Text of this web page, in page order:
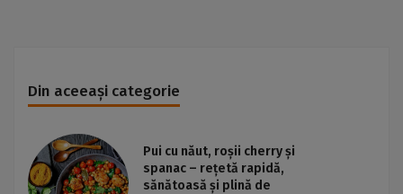
Din aceeași categorie
Pui cu năut, roșii cherry și
spanac – rețetă rapidă,
sănătoasă și plină de